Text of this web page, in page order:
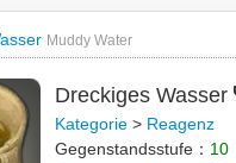
Muddy Water
Dreckiges Wasser
Kategorie > Reagenz
Gegenstandsstufe： 10